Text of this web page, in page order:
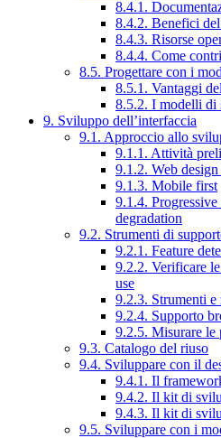
8.4.1.
8.4.2. Benefici
8.4.3. Risorse
8.4.4. Come
8.5. Progettare con i
8.5.1. Vantaggi
8.5.2. I modelli di
9. Sviluppo dell’interfaccia
9.1. Approccio allo
9.1.1. Attività
9.1.2. Web
9.1.3. Mobile first
9.1.4.
degradation
9.2. Strumenti di
9.2.1. Feature
9.2.2. Verificare
use
9.2.3. Strumenti e
9.2.4. Supporto
9.2.5. Misurare le
9.3. Catalogo del riuso
9.4. Sviluppare con il
9.4.1. Il
9.4.2. Il kit di
9.4.3. Il kit di
9.5. Sviluppare con i